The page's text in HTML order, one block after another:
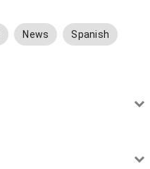
News Spanish